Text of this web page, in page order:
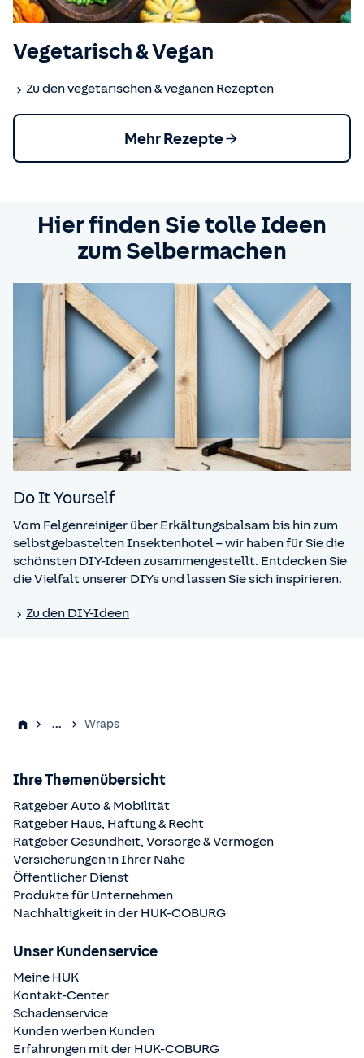
Vegetarisch & Vegan
Zu den vegetarischen & veganen Rezepten
Mehr Rezepte
Hier finden Sie tolle Ideen
zum Selbermachen
Do It Yourself
Vom Felgenreiniger über Erkältungsbalsam bis hin zum
selbstgebastelten Insektenhotel – wir haben für Sie die
schönsten DIY-Ideen zusammengestellt. Entdecken Sie
die Vielfalt unserer DIYs und lassen Sie sich inspirieren.
Zu den DIY-Ideen
... Wraps
Ihre Themenübersicht
Ratgeber Auto & Mobilität
Ratgeber Haus, Haftung & Recht
Ratgeber Gesundheit, Vorsorge & Vermögen
Versicherungen in Ihrer Nähe
Öffentlicher Dienst
Produkte für Unternehmen
Nachhaltigkeit in der HUK-COBURG
Unser Kundenservice
Meine HUK
Kontakt-Center
Schadenservice
Kunden werben Kunden
Erfahrungen mit der HUK-COBURG